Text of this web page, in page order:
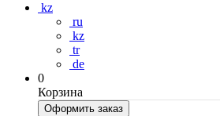
kz
ru
kz
tr
de
0
Корзина
Оформить заказ